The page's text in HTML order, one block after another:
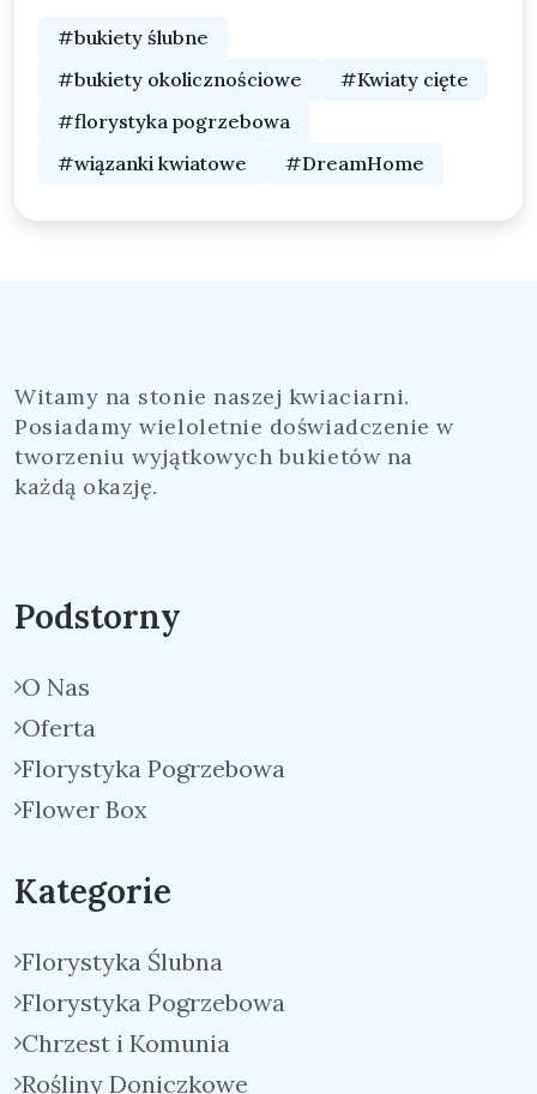
#bukiety ślubne
#bukiety okolicznościowe
#Kwiaty cięte
#florystyka pogrzebowa
#wiązanki kwiatowe
#DreamHome
Witamy na stonie naszej kwiaciarni.
Posiadamy wieloletnie doświadczenie w
tworzeniu wyjątkowych bukietów na
każdą okazję.
Podstorny
O Nas
Oferta
Florystyka Pogrzebowa
Flower Box
Kategorie
Florystyka Ślubna
Florystyka Pogrzebowa
Chrzest i Komunia
Rośliny Doniczkowe